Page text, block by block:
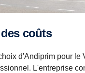
des coûts
d'Andiprim pour le
L'entreprise